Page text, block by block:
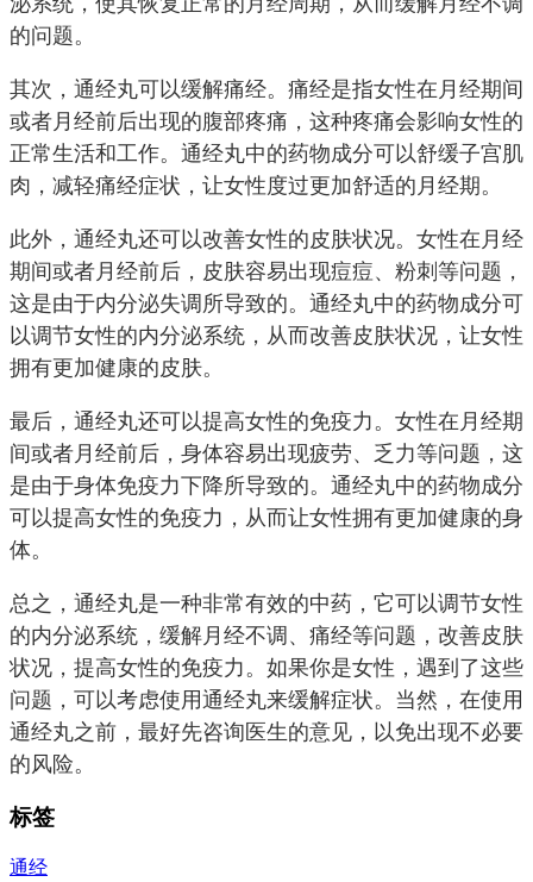
的问题。
其次，通经丸可以缓解痛经。痛经是指女性在月经期间
或者月经前后出现的腹部疼痛，这种疼痛会影响女性的
正常生活和工作。通经丸中的药物成分可以舒缓子宫肌
肉，减轻痛经症状，让女性度过更加舒适的月经期。
此外，通经丸还可以改善女性的皮肤状况。女性在月经
期间或者月经前后，皮肤容易出现痘痘、粉刺等问题，
这是由于内分泌失调所导致的。通经丸中的药物成分可
以调节女性的内分泌系统，从而改善皮肤状况，让女性
拥有更加健康的皮肤。
最后，通经丸还可以提高女性的免疫力。女性在月经期
间或者月经前后，身体容易出现疲劳、乏力等问题，这
是由于身体免疫力下降所导致的。通经丸中的药物成分
可以提高女性的免疫力，从而让女性拥有更加健康的身
体。
总之，通经丸是一种非常有效的中药，它可以调节女性
的内分泌系统，缓解月经不调、痛经等问题，改善皮肤
状况，提高女性的免疫力。如果你是女性，遇到了这些
问题，可以考虑使用通经丸来缓解症状。当然，在使用
通经丸之前，最好先咨询医生的意见，以免出现不必要
的风险。
标签
通经